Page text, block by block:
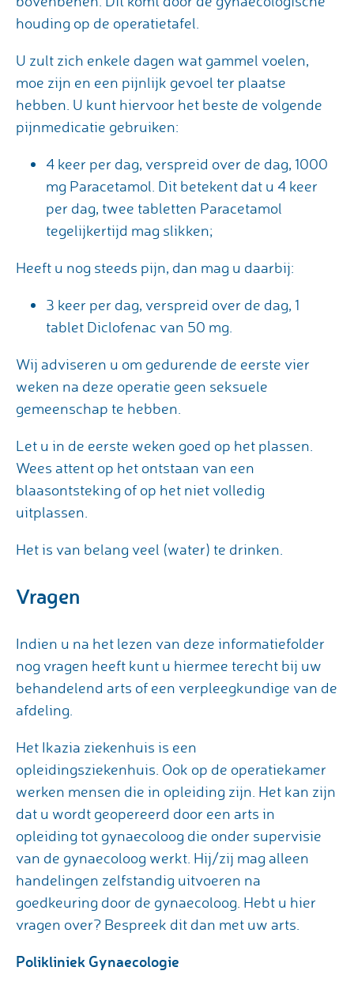
houding op de operatietafel.
U zult zich enkele dagen wat gammel voelen,
moe zijn en een pijnlijk gevoel ter plaatse
hebben. U kunt hiervoor het beste de volgende
pijnmedicatie gebruiken:
4 keer per dag, verspreid over de dag, 1000
mg Paracetamol. Dit betekent dat u 4 keer
per dag, twee tabletten Paracetamol
tegelijkertijd mag slikken;
Heeft u nog steeds pijn, dan mag u daarbij:
3 keer per dag, verspreid over de dag, 1
tablet Diclofenac van 50 mg.
Wij adviseren u om gedurende de eerste vier
weken na deze operatie geen seksuele
gemeenschap te hebben.
Let u in de eerste weken goed op het plassen.
Wees attent op het ontstaan van een
blaasontsteking of op het niet volledig
uitplassen.
Het is van belang veel (water) te drinken.
Vragen
Indien u na het lezen van deze informatiefolder
nog vragen heeft kunt u hiermee terecht bij uw
behandelend arts of een verpleegkundige van de
afdeling.
Het Ikazia ziekenhuis is een
opleidingsziekenhuis. Ook op de operatiekamer
werken mensen die in opleiding zijn. Het kan zijn
dat u wordt geopereerd door een arts in
opleiding tot gynaecoloog die onder supervisie
van de gynaecoloog werkt. Hij/zij mag alleen
handelingen zelfstandig uitvoeren na
goedkeuring door de gynaecoloog. Hebt u hier
vragen over? Bespreek dit dan met uw arts.
Polikliniek Gynaecologie